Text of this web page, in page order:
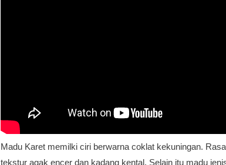
Madu Karet memilki ciri berwarna coklat kekuningan.
tekstur agak encer dan kadang kental. Selain itu madu